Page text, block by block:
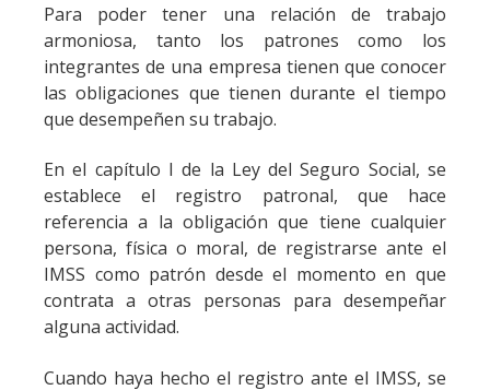
Para poder tener una relación de trabajo
armoniosa, tanto los patrones como los
integrantes de una empresa tienen que conocer
las obligaciones que tienen durante el tiempo
que desempeñen su trabajo.
En el capítulo I de la Ley del Seguro Social, se
establece el registro patronal, que hace
referencia a la obligación que tiene cualquier
persona, física o moral, de registrarse ante el
IMSS como patrón desde el momento en que
contrata a otras personas para desempeñar
alguna actividad.
Cuando haya hecho el registro ante el IMSS, se